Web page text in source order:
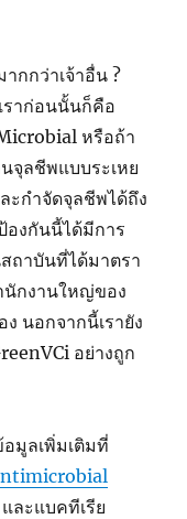
กกว่าเจ้าอื่น ?
ราก่อนนั้นก็คือ
หรือถ้า
จุลชีพแบบระเหย
ะกำจัดจุลชีพได้ถึง
งกันนี้ได้มีการ
ถาบันที่ได้มาตรา
นักงานใหญ่ของ
ง นอกจากนี้เรายัง
อย่างถูก
มูลเพิ่มเติมที่
ละแบคทีเรีย